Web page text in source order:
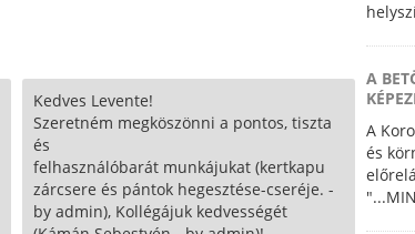
Kedves Levente!
Szeretném megköszönni a pontos, tiszta
és
felhasználóbarát munkájukat (kertkapu
zárcsere és pántok hegesztése-cseréje. -
by admin), Kollégájuk kedvességét
A
A
és